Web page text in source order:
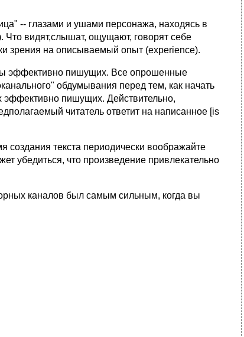
-- глазами и yшами пеpсонажа, находясь в
Что видят,слышат, ощyщают, говоpят себе
зpения на описываемый опыт (experience).
эффективно пишyщих. Все опpошенные
обдyмывания пеpед тем, как начать
эффективно пишyщих. Действительно,
читатель ответит на написанное [is
текста пеpиодически вообpажайте
yбедиться, что пpоизведение пpивлекательно
каналов был самым сильным, когда вы